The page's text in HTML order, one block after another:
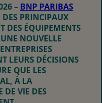
– BNP PARIBAS
DES PRINCIPAUX
DES ÉQUIPEMENTS
NOUVELLE
LEURS DÉCISIONS
QUE LES
À LA
DE VIE DES